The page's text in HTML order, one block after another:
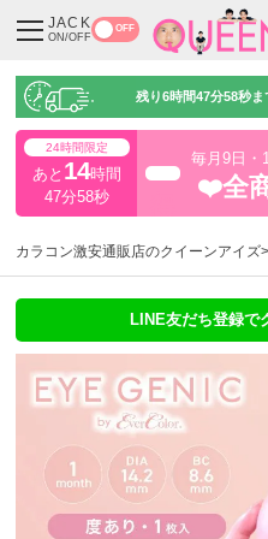
JACK
ON/OFF
OFF
残り6時間47分57秒ま
24時間限定
あと 14時間
47分57秒
毎月9日・
❤️全
カラコン激安通販店のクイーンアイズ
LINE友だち登録で